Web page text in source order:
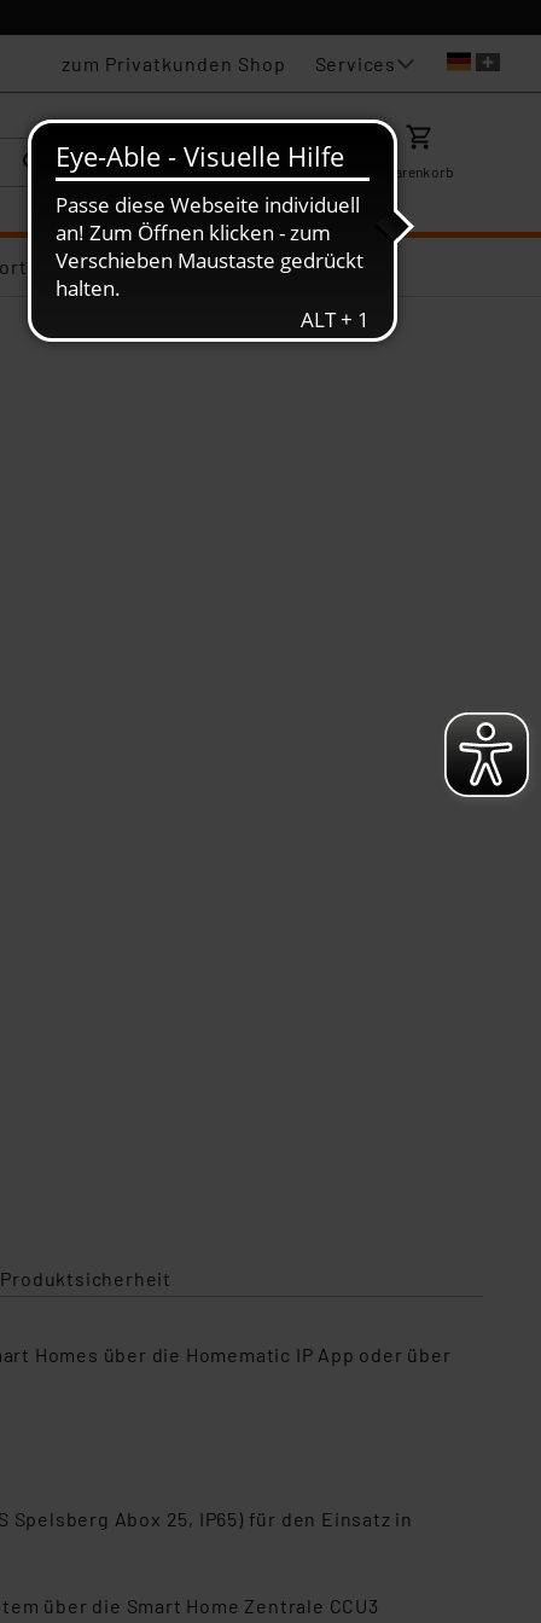
zum Privatkunden Shop Services
KarriereMein ELV Merkzettel Warenkorb
Deals
Homes über die Homematic IP App oder über
Abox 25, IP65) für den Einsatz in
über die Smart Home Zentrale CCU3